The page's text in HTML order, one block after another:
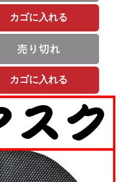
カゴに入れる
カゴに入れる